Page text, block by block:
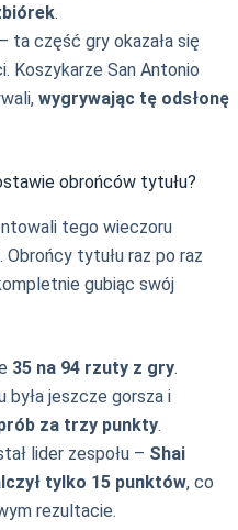
.
– ta część gry okazała się
Koszykarze San Antonio
wygrywając tę odsłonę
obrońców tytułu?
tego wieczoru
tytułu raz po raz
gubiąc swój
35 na 94 rzuty z gry.
jeszcze gorsza i
za trzy punkty.
lider zespołu – Shai
tylko 15 punktów, co
rezultacie.